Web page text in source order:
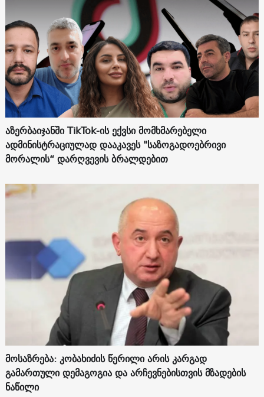
აზერბაიჯანში TikTok-ის ექვსი მომხმარებელი
ადმინისტრაციულად დააკავეს "საზოგადოებრივი
მორალის“ დარღვევის ბრალდებით
მოსაზრება: კობახიძის წერილი არის კარგად
გამართული დემაგოგია და არჩევნებისთვის მზადების
ნაწილი